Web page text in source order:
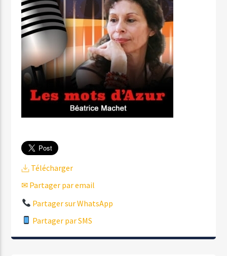
Télécharger
✉ Partager par email
Partager sur WhatsApp
Partager par SMS